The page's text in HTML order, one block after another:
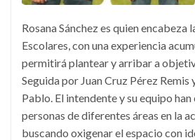
Rosana Sánchez es quien encabeza
Escolares, con una experiencia
permitirá plantear y arribar a
Seguida por Juan Cruz Pérez
Pablo. El intendente y su equipo
personas de diferentes áreas en la
buscando oxigenar el espacio con